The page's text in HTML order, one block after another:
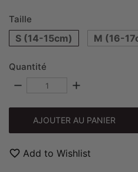
Taille
S (14-15cm) M (16-
Quantité
remove add
AJOUTER AU PANIER
favorite_border Add to Wishlist